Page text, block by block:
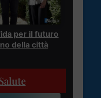
per il futuro
della città